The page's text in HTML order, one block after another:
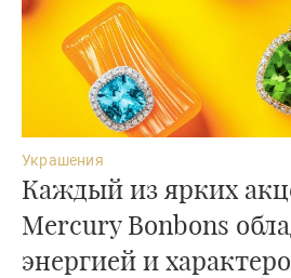
Украшения
Каждый из ярких
Mercury Bonbons
энергией и